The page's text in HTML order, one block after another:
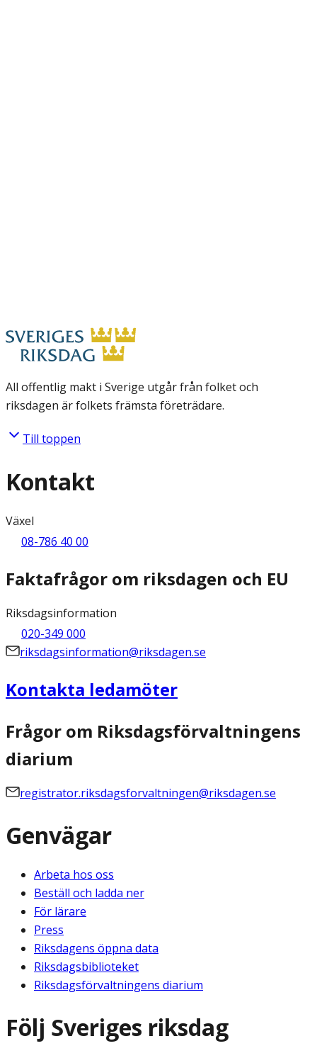
All offentlig makt i Sverige utgår från folket och
riksdagen är folkets främsta företrädare.
Till toppen
Kontakt
Växel
08-786 40 00
Faktafrågor om riksdagen och EU
Riksdagsinformation
020-349 000
riksdagsinformation@riksdagen.se
Kontakta ledamöter
Frågor om Riksdagsförvaltningens
diarium
registrator.riksdagsforvaltningen@riksdagen.se
Genvägar
Arbeta hos oss
Beställ och ladda ner
För lärare
Press
Riksdagens öppna data
Riksdagsbiblioteket
Riksdagsförvaltningens diarium
Följ Sveriges riksdag